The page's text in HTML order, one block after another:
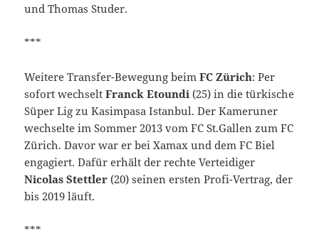
und Thomas Studer.
***
Weitere Transfer-Bewegung beimFC Zürich: Per
sofort wechseltFranck Etoundi (25) in die türkische
Süper Lig zu Kasimpasa Istanbul. Der Kameruner
wechselte im Sommer 2013 vom FC St.Gallen zum FC
Zürich. Davor war er bei Xamax und dem FC Biel
engagiert. Dafür erhält der rechte Verteidiger
Nicolas Stettler (20) seinen ersten Profi-Vertrag, der
bis 2019 läuft.
***